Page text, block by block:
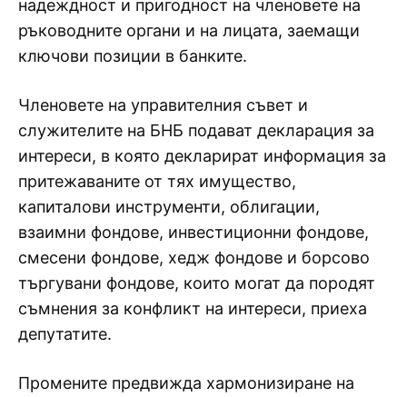
надеждност и пригодност на членовете на
ръководните органи и на лицата, заемащи
ключови позиции в банките.
Членовете на управителния съвет и
служителите на БНБ подават декларация за
интереси, в която декларират информация за
притежаваните от тях имущество,
капиталови инструменти, облигации,
взаимни фондове, инвестиционни фондове,
смесени фондове, хедж фондове и борсово
търгувани фондове, които могат да породят
съмнения за конфликт на интереси, приеха
депутатите.
Промените предвижда хармонизиране на